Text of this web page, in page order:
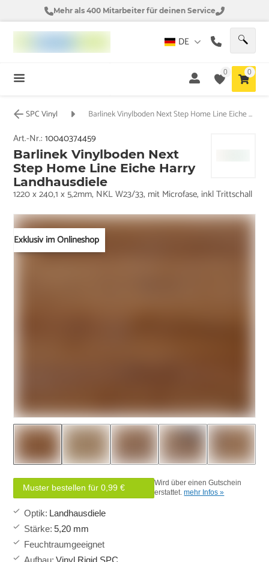
Mehr als 400 Mitarbeiter für deinen Service
DE
0 0
SPC Vinyl Barlinek Vinylboden Next Step Home Line Eiche Harry Landhausdiele
Exklusiv im Onlineshop
Art.-Nr.:10040374459
Barlinek Vinylboden Next
Step Home Line Eiche Harry
Landhausdiele
1220 x 240,1 x 5,2mm, NKL W23/33, mit Microfase, inkl Trittschall
Muster bestellen für 0,99 €
Wird über einen Gutschein
erstattet.mehr Infos »
Optik: Landhausdiele
Stärke: 5,20 mm
Feuchtraumgeeignet
Aufbau: Vinyl Rigid SPC